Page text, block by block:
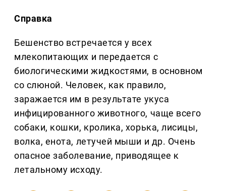
Справка
Бешенство встречается у всех
млекопитающих и передается с
биологическими жидкостями, в основном
со слюной. Человек, как правило,
заражается им в результате укуса
инфицированного животного, чаще всего
собаки, кошки, кролика, хорька, лисицы,
волка, енота, летучей мыши и др. Очень
опасное заболевание, приводящее к
летальному исходу.